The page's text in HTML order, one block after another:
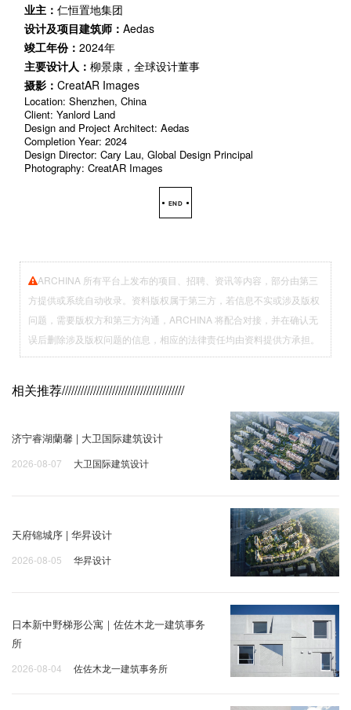
业主： 仁恒置地集团
设计及项目建筑师： Aedas
竣工年份： 2024年
主要设计人： 柳景康，全球设计董事
摄影： CreatAR Images
Location: Shenzhen, China
Client: Yanlord Land
Design and Project Architect: Aedas
Completion Year: 2024
Design Director: Cary Lau, Global Design Principal
Photography: CreatAR Images
END
ARCHINA 所有平台上发布的项目、招聘、资讯等内容，部分由第三
方提供或系统自动收录。资料版权属于第三方，若信息不实或涉及版权
问题，需要版权方和第三方沟通，ARCHINA 将配合对接，并在确认无
误后删除涉及版权问题的信息，相应的法律责任均由资料提供方承担。
相关推荐///////////////////////////////////////
济宁睿湖蘭馨 | 大卫国际建筑设计
2026-08-07 大卫国际建筑设计
天府锦城序 | 华昇设计
2026-08-05 华昇设计
日本新中野梯形公寓｜佐佐木龙一建筑事务
所
2026-08-04 佐佐木龙一建筑事务所